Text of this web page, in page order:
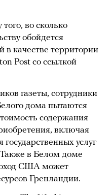
во сколько
обойдется
в качестве территории
Post со ссылкой
газеты, сотрудники
дома пытаются
содержания
включая
услуг
в Белом доме
США может
Гренландии.